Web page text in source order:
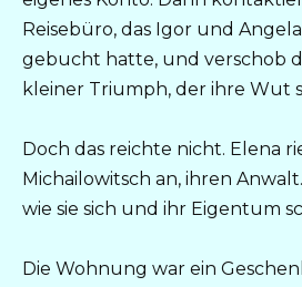
Reisebüro, das Igor und
gebucht hatte, und verschob
kleiner Triumph, der ihre Wut
Doch das reichte nicht. Elena
Michailowitsch an, ihren
wie sie sich und ihr Eigentum
Die Wohnung war ein